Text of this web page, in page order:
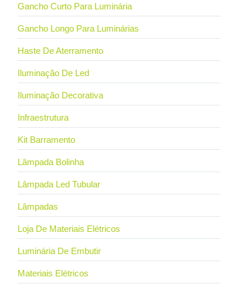
Gancho Curto Para Luminária
Gancho Longo Para Luminárias
Haste De Aterramento
Iluminação De Led
Iluminação Decorativa
Infraestrutura
Kit Barramento
Lâmpada Bolinha
Lâmpada Led Tubular
Lâmpadas
Loja De Materiais Elétricos
Luminária De Embutir
Materiais Elétricos